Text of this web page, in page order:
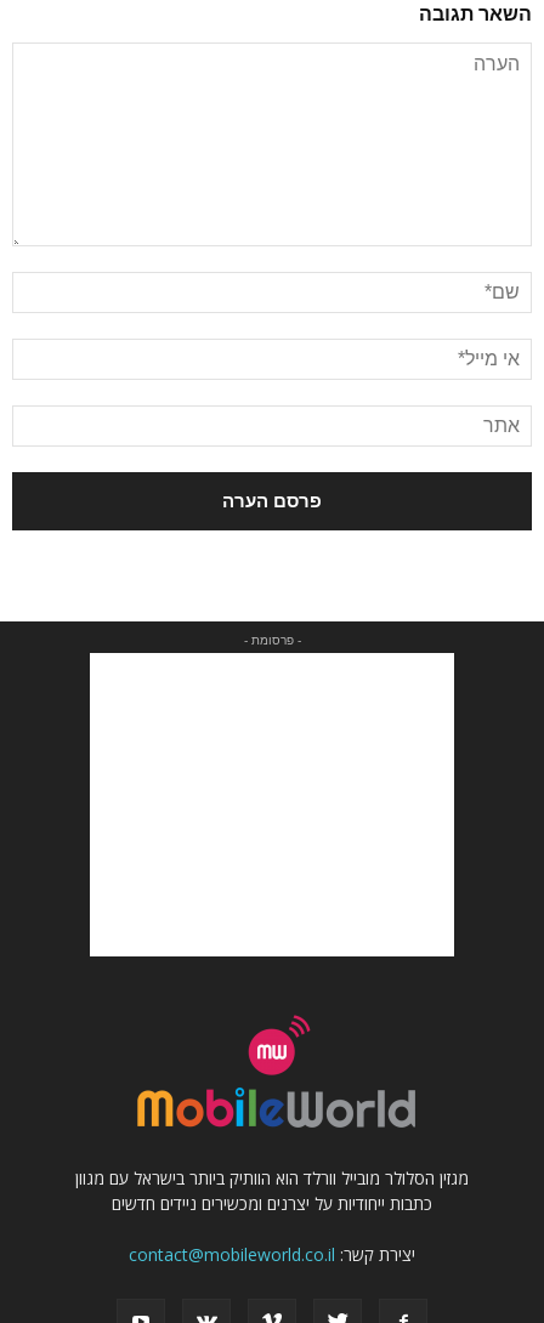
השאר תגובה
- פרסומת -
מגזין הסלולר מובייל וורלד הוא הוותיק ביותר בישראל עם מגוון
כתבות ייחודיות על יצרנים ומכשירים ניידים חדשים
יצירת קשר: contact@mobileworld.co.il